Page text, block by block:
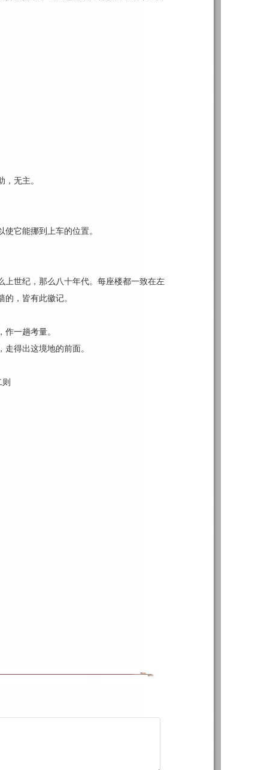
无主。
它能挪到上车的位置。
上世纪，那么八十年代。每座楼都一致在左
，皆有此徽记。
一趟考量。
得出这境地的前面。